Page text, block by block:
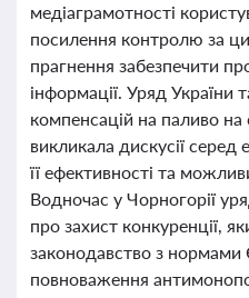
медіаграмотності
посилення контролю за
прагнення забезпечити
інформації. Уряд України
компенсацій на паливо
викликала дискусії серед
її ефективності та
Водночас у Чорногорії
про захист конкуренції,
законодавство з
повноваження